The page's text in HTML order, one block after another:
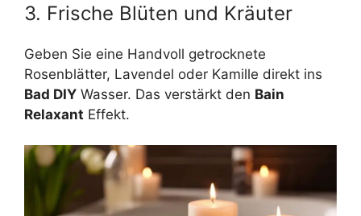
3. Frische Blüten und Kräuter
Geben Sie eine Handvoll getrocknete
Rosenblätter, Lavendel oder Kamille direkt ins
Bad DIY Wasser. Das verstärkt den Bain
Relaxant Effekt.